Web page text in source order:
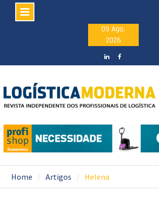
09 Ago,
2026
Home Artigos Helena